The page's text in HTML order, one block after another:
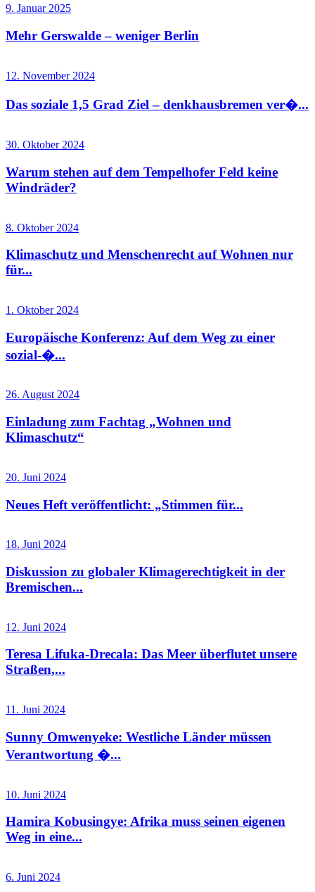
9. Januar 2025
Mehr Gerswalde – weniger Berlin
12. November 2024
Das soziale 1,5 Grad Ziel – denkhausbremen ver�...
30. Oktober 2024
Warum stehen auf dem Tempelhofer Feld keine
Windräder?
8. Oktober 2024
Klimaschutz und Menschenrecht auf Wohnen nur
für...
1. Oktober 2024
Europäische Konferenz: Auf dem Weg zu einer
sozial-�...
26. August 2024
Einladung zum Fachtag „Wohnen und
Klimaschutz“
20. Juni 2024
Neues Heft veröffentlicht: „Stimmen für...
18. Juni 2024
Diskussion zu globaler Klimagerechtigkeit in der
Bremischen...
12. Juni 2024
Teresa Lifuka-Drecala: Das Meer überflutet unsere
Straßen,...
11. Juni 2024
Sunny Omwenyeke: Westliche Länder müssen
Verantwortung �...
10. Juni 2024
Hamira Kobusingye: Afrika muss seinen eigenen
Weg in eine...
6. Juni 2024